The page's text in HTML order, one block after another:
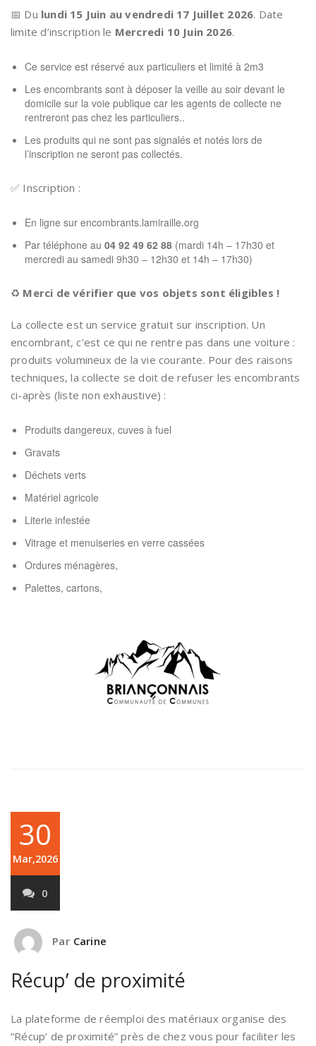
📅 Du lundi 15 Juin au vendredi 17 Juillet 2026. Date
limite d’inscription le Mercredi 10 Juin 2026.
Ce service est réservé aux particuliers et limité à 2m3
Les encombrants sont à déposer la veille au soir devant le
domicile sur la voie publique car les agents de collecte ne
rentreront pas chez les particuliers..
Les produits qui ne sont pas signalés et notés lors de
l’inscription ne seront pas collectés.
✅ Inscription :
En ligne sur encombrants.lamiraille.org
Par téléphone au 04 92 49 62 88 (mardi 14h – 17h30 et
mercredi au samedi 9h30 – 12h30 et 14h – 17h30)
♻️ Merci de vérifier que vos objets sont éligibles !
La collecte est un service gratuit sur inscription. Un
encombrant, c’est ce qui ne rentre pas dans une voiture :
produits volumineux de la vie courante. Pour des raisons
techniques, la collecte se doit de refuser les encombrants
ci-après (liste non exhaustive) :
Produits dangereux, cuves à fuel
Gravats
Déchets verts
Matériel agricole
Literie infestée
Vitrage et menuiseries en verre cassées
Ordures ménagères,
Palettes, cartons,
30
Mar,2026
0
Par Carine
Récup’ de proximité
La plateforme de réemploi des matériaux organise des
“Récup’ de proximité” près de chez vous pour faciliter les